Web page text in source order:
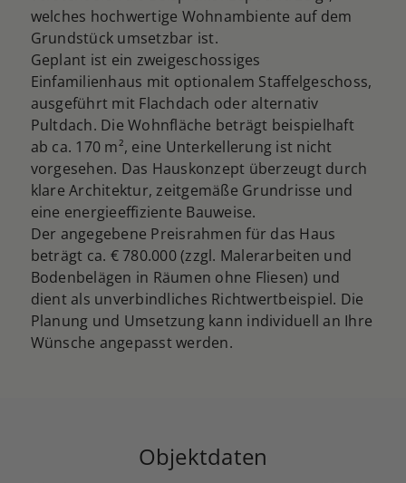
welches hochwertige Wohnambiente auf dem
Grundstück umsetzbar ist.
Geplant ist ein zweigeschossiges
Einfamilienhaus mit optionalem Staffelgeschoss,
ausgeführt mit Flachdach oder alternativ
Pultdach. Die Wohnfläche beträgt beispielhaft
ab ca. 170 m², eine Unterkellerung ist nicht
vorgesehen. Das Hauskonzept überzeugt durch
klare Architektur, zeitgemäße Grundrisse und
eine energieeffiziente Bauweise.
Der angegebene Preisrahmen für das Haus
beträgt ca. € 780.000 (zzgl. Malerarbeiten und
Bodenbelägen in Räumen ohne Fliesen) und
dient als unverbindliches Richtwertbeispiel. Die
Planung und Umsetzung kann individuell an Ihre
Wünsche angepasst werden.
Objektdaten